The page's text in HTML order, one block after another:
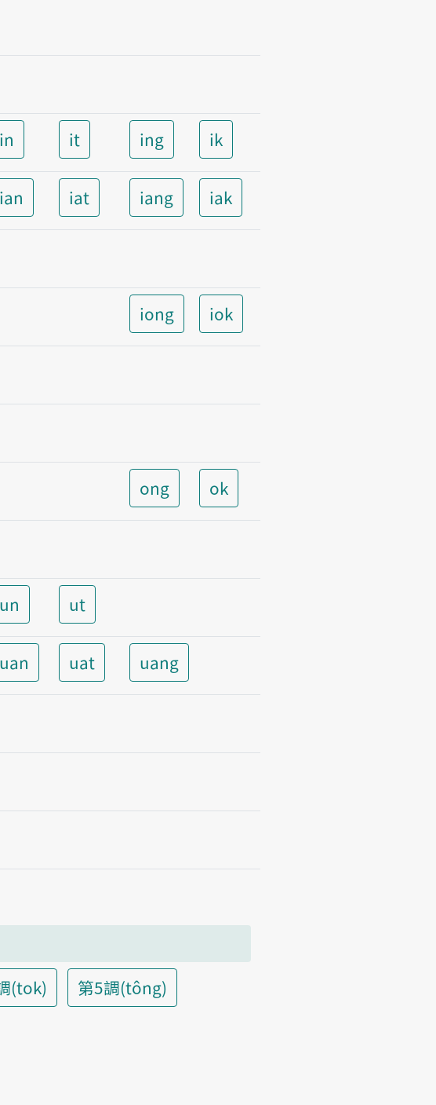
in it ing ik
ian iat iang iak
iong iok
ong ok
un ut
uan uat uang
(tok)
第5調(tông)